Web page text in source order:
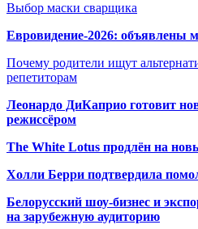
Выбор маски сварщика
Евровидение-2026: объявлены
Почему родители ищут
репетиторам
Леонардо ДиКаприо готовит
режиссёром
The White Lotus продлён на
Холли Берри подтвердила
Белорусский шоу-бизнес и
на зарубежную аудиторию